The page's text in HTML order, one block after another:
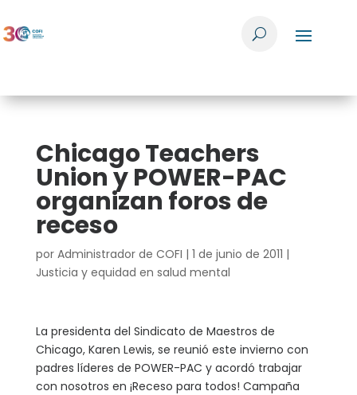
Chicago Teachers
Union y POWER-PAC
organizan foros de
receso
por Administrador de COFI | 1 de junio de 2011 |
Justicia y equidad en salud mental
La presidenta del Sindicato de Maestros de
Chicago, Karen Lewis, se reunió este invierno con
padres líderes de POWER-PAC y acordó trabajar
con nosotros en ¡Receso para todos! Campaña